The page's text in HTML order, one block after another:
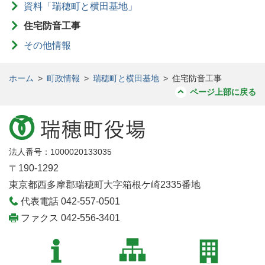
資料「瑞穂町と横田基地」
住宅防音工事
その他情報
ホーム > 町政情報 > 瑞穂町と横田基地 > 住宅防音工事
ページ上部に戻る
法人番号：1000020133035
〒190-1292
東京都西多摩郡瑞穂町大字箱根ケ崎2335番地
代表電話 042-557-0501
ファクス 042-556-3401